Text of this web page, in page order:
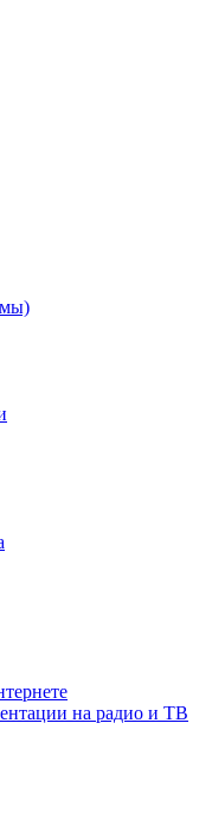
на радио и ТВ